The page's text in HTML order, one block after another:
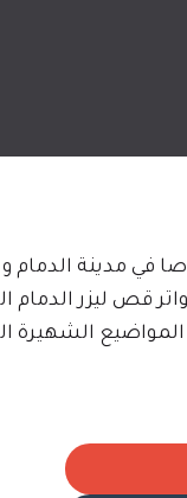
مدينة الدمام و
قص ليزر الدمام
الشهيرة